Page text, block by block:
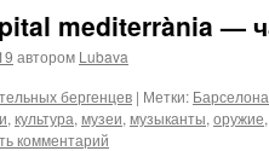
mediterrània —
автором Lubava
бергенцев | Метки: Барселона
, культура, музеи, музыканты, оружие,
комментарий